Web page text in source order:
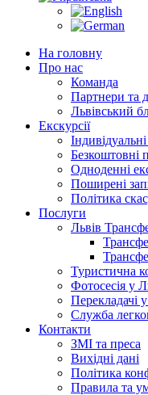
На головну
Про нас
Команда
Партнери та
Львівський
Екскурсії
Безкоштовні
Одноденні
Поширені
Політика
Послуги
Львів
Туристична
Фотосесія у
Перекладачі
Служба
Контакти
ЗМІ та преса
Вихідні дані
Політика
Правила та